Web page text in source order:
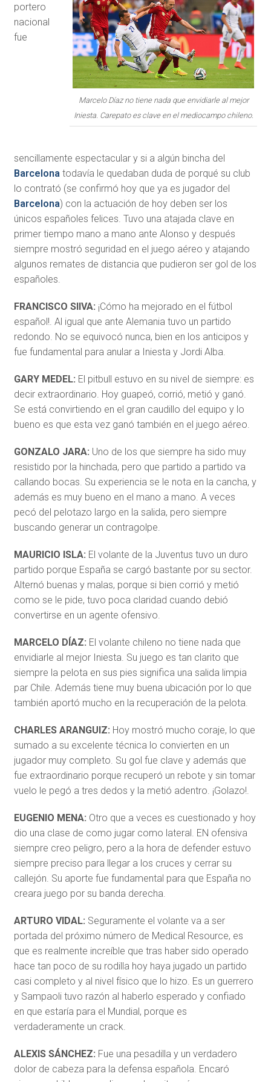
Marcelo Díaz no tiene nada que envidiarle al mejor
Iniesta. Carepato es clave en el mediocampo chileno.
portero
nacional
fue
sencillamente espectacular y si a algún bincha del
Barcelonatodavía le quedaban duda de porqué su club
lo contrató (se confirmó hoy que ya es jugador del
Barcelona) con la actuación de hoy deben ser los
únicos españoles felices. Tuvo una atajada clave en
primer tiempo mano a mano ante Alonso y después
siempre mostró seguridad en el juego aéreo y atajando
algunos remates de distancia que pudieron ser gol de los
españoles.
FRANCISCO SIlVA: ¡Cómo ha mejorado en el fútbol
español!. Al igual que ante Alemania tuvo un partido
redondo. No se equivocó nunca, bien en los anticipos y
fue fundamental para anular a Iniesta y Jordi Alba.
GARY MEDEL: El pitbull estuvo en su nivel de siempre: es
decir extraordinario. Hoy guapeó, corrió, metió y ganó.
Se está convirtiendo en el gran caudillo del equipo y lo
bueno es que esta vez ganó también en el juego aéreo.
GONZALO JARA: Uno de los que siempre ha sido muy
resistido por la hinchada, pero que partido a partido va
callando bocas. Su experiencia se le nota en la cancha, y
además es muy bueno en el mano a mano. A veces
pecó del pelotazo largo en la salida, pero siempre
buscando generar un contragolpe.
MAURICIO ISLA: El volante de la Juventus tuvo un duro
partido porque España se cargó bastante por su sector.
Alternó buenas y malas, porque si bien corrió y metió
como se le pide, tuvo poca claridad cuando debió
convertirse en un agente ofensivo.
MARCELO DÍAZ: El volante chileno no tiene nada que
envidiarle al mejor Iniesta. Su juego es tan clarito que
siempre la pelota en sus pies significa una salida limpia
par Chile. Además tiene muy buena ubicación por lo que
también aportó mucho en la recuperación de la pelota.
CHARLES ARANGUIZ: Hoy mostró mucho coraje, lo que
sumado a su excelente técnica lo convierten en un
jugador muy completo. Su gol fue clave y además que
fue extraordinario porque recuperó un rebote y sin tomar
vuelo le pegó a tres dedos y la metió adentro. ¡Golazo!.
EUGENIO MENA: Otro que a veces es cuestionado y hoy
dio una clase de como jugar como lateral. EN ofensiva
siempre creo peligro, pero a la hora de defender estuvo
siempre preciso para llegar a los cruces y cerrar su
callejón. Su aporte fue fundamental para que España no
creara juego por su banda derecha.
ARTURO VIDAL: Seguramente el volante va a ser
portada del próximo número de Medical Resource, es
que es realmente increíble que tras haber sido operado
hace tan poco de su rodilla hoy haya jugado un partido
casi completo y al nivel físico que lo hizo. Es un guerrero
y Sampaoli tuvo razón al haberlo esperado y confiado
en que estaría para el Mundial, porque es
verdaderamente un crack.
ALEXIS SÁNCHEZ: Fue una pesadilla y un verdadero
dolor de cabeza para la defensa española. Encaró